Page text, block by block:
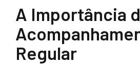
A Importância
Regular